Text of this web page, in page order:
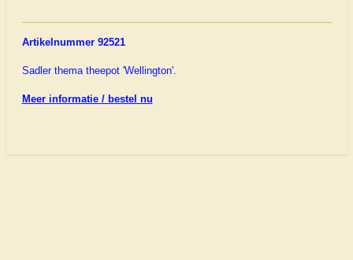
Artikelnummer 92521
Sadler thema theepot 'Wellington'.
Meer informatie / bestel nu